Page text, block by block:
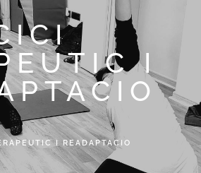
I
I READAPTACIO